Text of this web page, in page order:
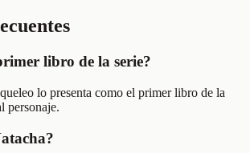
libro de la serie?
lo presenta como el primer libro de la
personaje.